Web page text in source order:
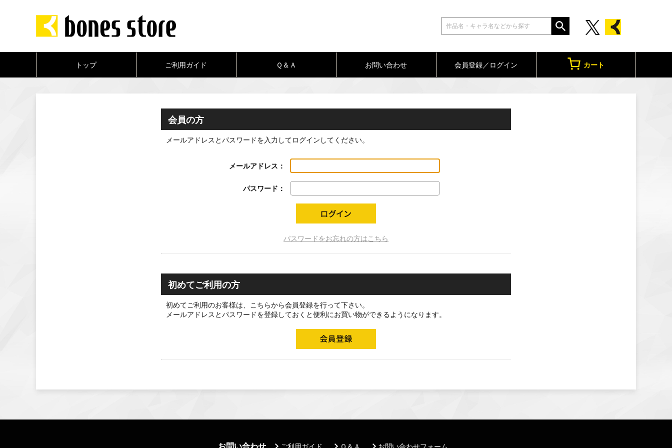
トップ ご利用ガイド Ｑ＆Ａ お問い合わせ 会員登録／ログイン カート
会員の方
メールアドレスとパスワードを入力してログインしてください。
メールアドレス：
パスワード：
パスワードをお忘れの方はこちら
初めてご利用の方
初めてご利用のお客様は、こちらから会員登録を行って下さい。
メールアドレスとパスワードを登録しておくと便利にお買い物ができるようになります。
お問い合わせ ご利用ガイド Ｑ＆Ａ お問い合わせフォーム